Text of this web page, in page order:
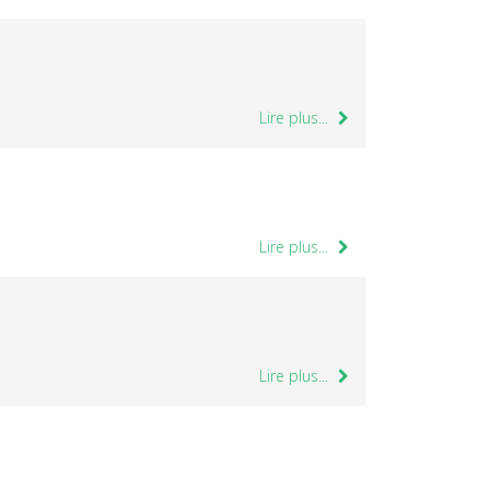
Lire plus...
Lire plus...
Lire plus...